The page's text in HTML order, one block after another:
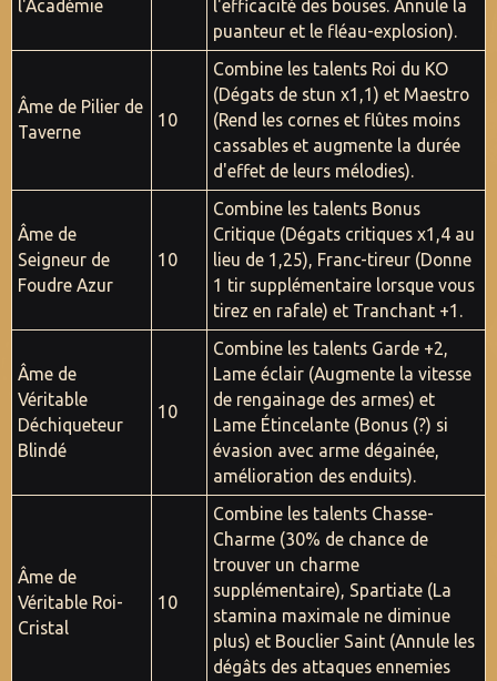
l'Académie
l'efficacité des bouses. Annule la
puanteur et le fléau-explosion).
Âme de Pilier de
Taverne
10
Combine les talents Roi du KO
(Dégats de stun x1,1) et Maestro
(Rend les cornes et flûtes moins
cassables et augmente la durée
d'effet de leurs mélodies).
Âme de
Seigneur de
Foudre Azur
10
Combine les talents Bonus
Critique (Dégats critiques x1,4 au
lieu de 1,25), Franc-tireur (Donne
1 tir supplémentaire lorsque vous
tirez en rafale) et Tranchant +1.
Âme de
Véritable
Déchiqueteur
Blindé
10
Combine les talents Garde +2,
Lame éclair (Augmente la vitesse
de rengainage des armes) et
Lame Étincelante (Bonus (?) si
évasion avec arme dégainée,
amélioration des enduits).
Âme de
Véritable Roi-
Cristal
10
Combine les talents Chasse-
Charme (30% de chance de
trouver un charme
supplémentaire), Spartiate (La
stamina maximale ne diminue
plus) et Bouclier Saint (Annule les
dégâts des attaques ennemies